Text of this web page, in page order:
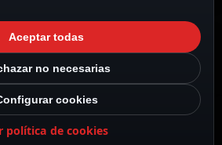
Aceptar todas
no necesarias
cookies
política de cookies